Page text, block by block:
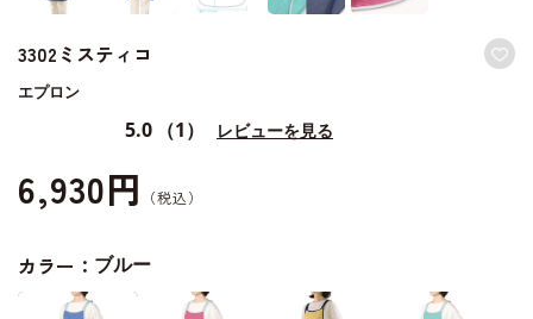
3302ミスティコ
エプロン
5.0 （1） レビューを見る
6,930円
カラー： ブルー